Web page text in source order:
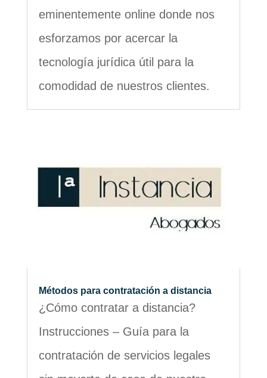
eminentemente online donde nos
esforzamos por acercar la
tecnología jurídica útil para la
comodidad de nuestros clientes.
Métodos para contratación a distancia
¿Cómo contratar a distancia?
Instrucciones – Guía para la
contratación de servicios legales